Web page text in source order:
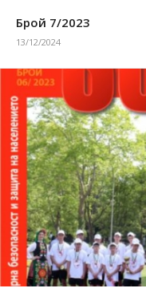
Брой 7/2023
13/12/2024